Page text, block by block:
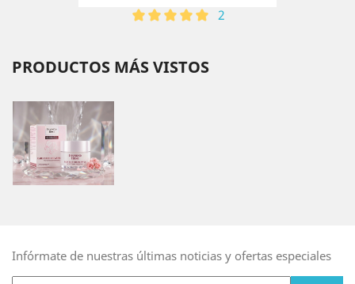
2
PRODUCTOS MÁS VISTOS
Infórmate de nuestras últimas noticias y ofertas especiales